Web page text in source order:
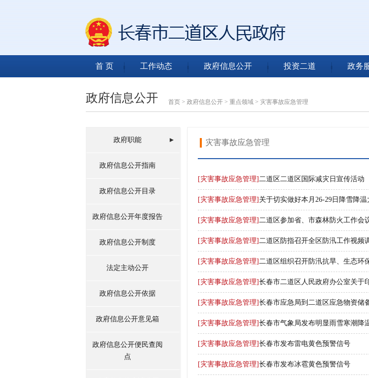
首 页 工作动态 政府信息公开 投资二道 政务
政府信息公开 首页 > 政府信息公开 > 重点领域 > 灾害事故应急管理
政府职能
政府信息公开指南
政府信息公开目录
政府信息公开年度报告
政府信息公开制度
法定主动公开
政府信息公开依据
政府信息公开意见箱
政府信息公开便民查阅
点
灾害事故应急管理
[灾害事故应急管理]二道区二道区国际减灾日宣传活动
[灾害事故应急管理] 关于切实做好本月26-29日降雪降
[灾害事故应急管理]二道区参加省、市森林防火工作会
[灾害事故应急管理]二道区防指召开全区防汛工作视频
[灾害事故应急管理]二道区组织召开防汛抗旱、生态环
[灾害事故应急管理]长春市二道区人民政府办公室关于
[灾害事故应急管理]长春市应急局到二道区应急物资储
[灾害事故应急管理]长春市气象局发布明显雨雪寒潮降
[灾害事故应急管理]长春市发布雷电黄色预警信号
[灾害事故应急管理]长春市发布冰雹黄色预警信号